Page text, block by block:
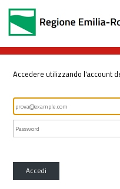
Accedere utilizzando l'account
Accedi